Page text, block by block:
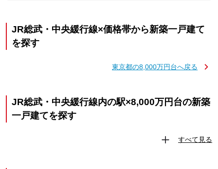
JR総武・中央緩行線×価格帯から新築一戸建て
を探す
東京都の8,000万円台へ戻る
JR総武・中央緩行線内の駅×8,000万円台の新築
一戸建てを探す
すべて見る